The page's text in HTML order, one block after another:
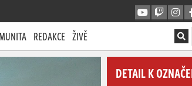
REDAKCE ŽIVĚ
DETAIL K